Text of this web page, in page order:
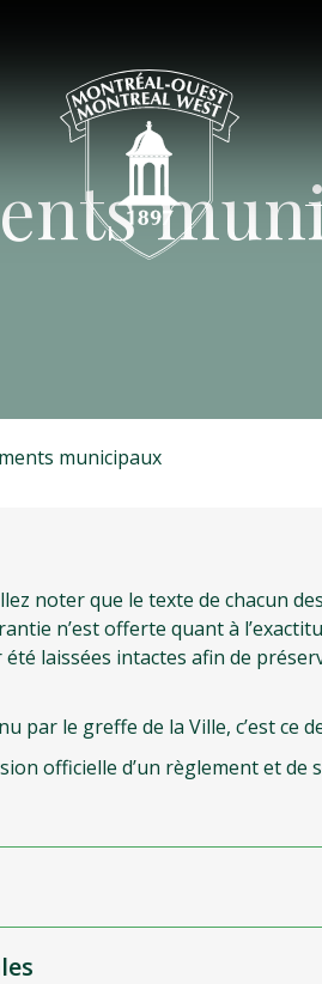
municipaux
noter que le texte de chacun
n’est offerte quant à
laissées intactes afin de
par le greffe de la Ville, c’est ce
officielle d’un règlement et de